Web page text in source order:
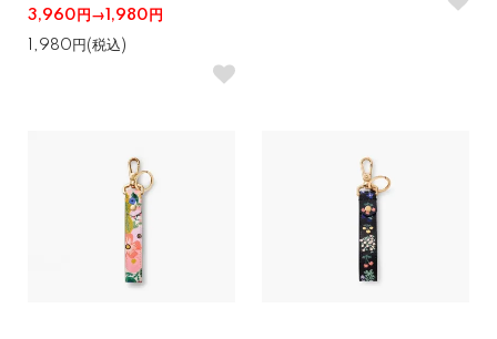
3,960円→1,980円
1,980円(税込)